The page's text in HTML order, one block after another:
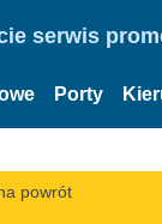
serwis
Porty
powrót